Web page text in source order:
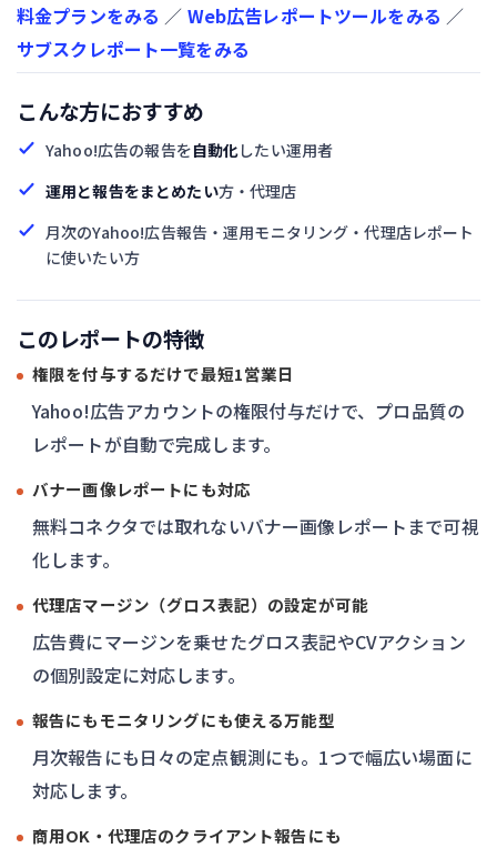
料金プランをみる ／ Web広告レポートツールをみる ／
サブスクレポート一覧をみる
こんな方におすすめ
Yahoo!広告の報告を自動化したい運用者
運用と報告をまとめたい方・代理店
月次のYahoo!広告報告・運用モニタリング・代理店レポート
に使いたい方
このレポートの特徴
権限を付与するだけで最短1営業日
Yahoo!広告アカウントの権限付与だけで、プロ品質の
レポートが自動で完成します。
バナー画像レポートにも対応
無料コネクタでは取れないバナー画像レポートまで可視
化します。
代理店マージン（グロス表記）の設定が可能
広告費にマージンを乗せたグロス表記やCVアクション
の個別設定に対応します。
報告にもモニタリングにも使える万能型
月次報告にも日々の定点観測にも。1つで幅広い場面に
対応します。
商用OK・代理店のクライアント報告にも